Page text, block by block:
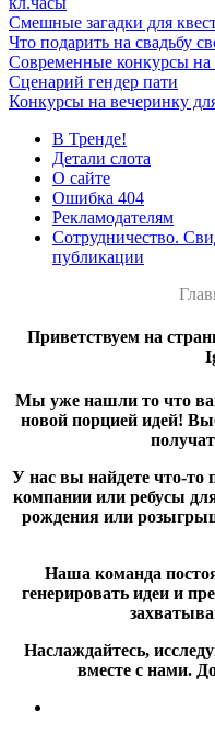
Смешные загадки для
Что подарить на свадьбу
Современные конкурсы на
Сценарий гендер пати
Конкурсы на вечеринку
В Тренде!
Детали слота
О сайте
Ошибка 404
Рекламодателям
Сотрудничество.
публикации
Приветствуем на
Мы уже нашли то что
новой порцией идей!
У нас вы найдете что-то
компании или ребусы
рождения или
Наша команда
генерировать идеи и
Наслаждайтесь,
вместе с нами.